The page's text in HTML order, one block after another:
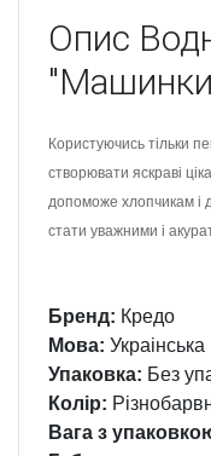
Опис
Користуючись тільки
створювати яскраві
допоможе хлопчикам і
стати уважними і
Бренд: Кредо
Мова: Украінська
Упаковка: Без
Колір:
Вага з